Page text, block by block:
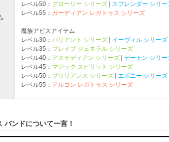
レベル50： グローリー シリーズ スプレンダー シリー
レベル55： ガーディアン レガトゥス シリーズ
魔族アビスアイテム
レベル30： バリアント シリーズ イーヴィル シリーズ
レベル35： ブレイブ ジェネラル シリーズ
レベル40： アスモディアン シリーズ デーモン シリー
レベル45： マジック スピリット シリーズ
レベル50： ブリリアンス シリーズ エボニー シリーズ
レベル55： アルコン レガトゥス シリーズ
バンドについて一言！